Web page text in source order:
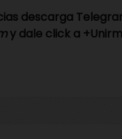
descarga
y dale click a